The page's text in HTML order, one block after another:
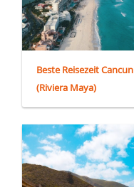
Beste Reisezeit Cancun
(Riviera Maya)